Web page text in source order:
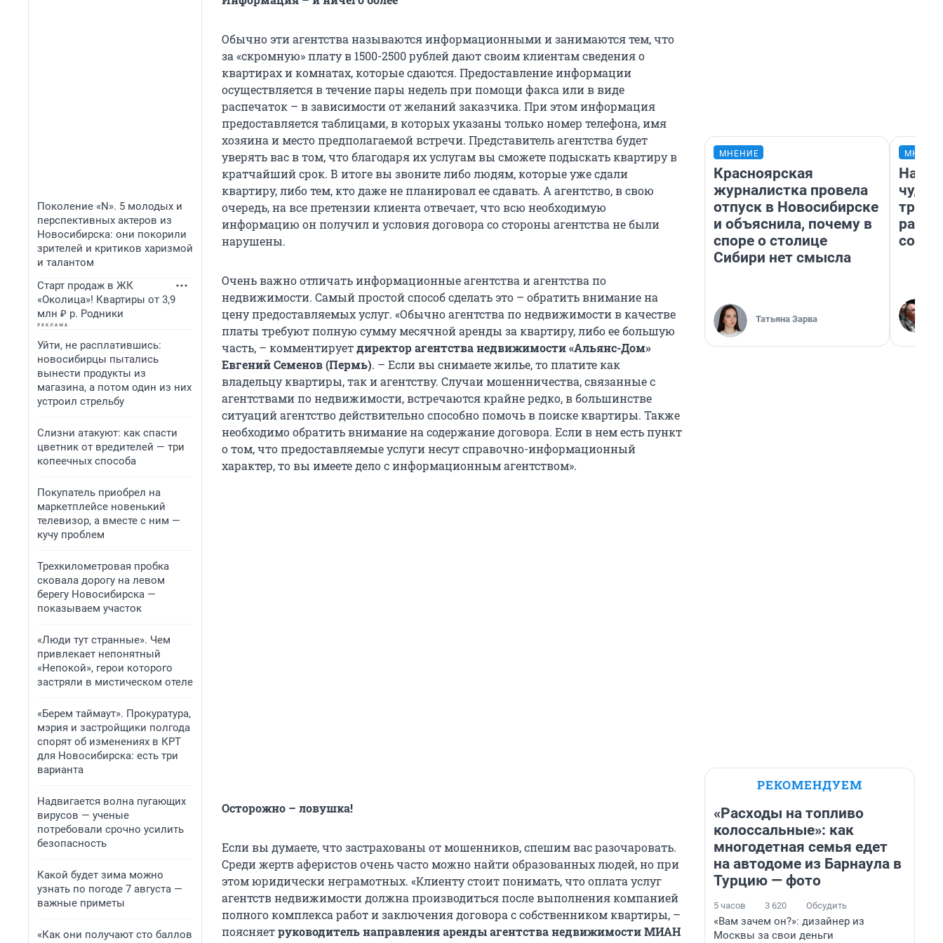
Поколение «N». 5 молодых и
перспективных актеров из
Новосибирска: они покорили
зрителей и критиков харизмой
и талантом
Старт продаж в ЖК
«Околица»! Квартиры от 3,9
млн ₽ р. Родники
Уйти, не расплатившись:
новосибирцы пытались
вынести продукты из
магазина, а потом один из них
устроил стрельбу
Слизни атакуют: как спасти
цветник от вредителей — три
копеечных способа
Покупатель приобрел на
маркетплейсе новенький
телевизор, а вместе с ним —
кучу проблем
Трехкилометровая пробка
сковала дорогу на левом
берегу Новосибирска —
показываем участок
«Люди тут странные». Чем
привлекает непонятный
«Непокой», герои которого
застряли в мистическом отеле
«Берем таймаут». Прокуратура,
мэрия и застройщики полгода
спорят об изменениях в КРТ
для Новосибирска: есть три
варианта
Надвигается волна пугающих
вирусов — ученые
потребовали срочно усилить
безопасность
Какой будет зима можно
узнать по погоде 7 августа —
важные приметы
«Как они получают сто баллов
Обычно эти агентства называются информационными и занимаются тем, что
за «скромную» плату в 1500-2500 рублей дают своим клиентам сведения о
квартирах и комнатах, которые сдаются. Предоставление информации
осуществляется в течение пары недель при помощи факса или в виде
распечаток – в зависимости от желаний заказчика. При этом информация
предоставляется таблицами, в которых указаны только номер телефона, имя
хозяина и место предполагаемой встречи. Представитель агентства будет
уверять вас в том, что благодаря их услугам вы сможете подыскать квартиру в
кратчайший срок. В итоге вы звоните либо людям, которые уже сдали
квартиру, либо тем, кто даже не планировал ее сдавать. А агентство, в свою
очередь, на все претензии клиента отвечает, что всю необходимую
информацию он получил и условия договора со стороны агентства не были
нарушены.
Очень важно отличать информационные агентства и агентства по
недвижимости. Самый простой способ сделать это – обратить внимание на
цену предоставляемых услуг. «Обычно агентства по недвижимости в качестве
платы требуют полную сумму месячной аренды за квартиру, либо ее большую
часть, – комментируетдиректор агентства недвижимости «Альянс-Дом»
Евгений Семенов (Пермь). – Если вы снимаете жилье, то платите как
владельцу квартиры, так и агентству. Случаи мошенничества, связанные с
агентствами по недвижимости, встречаются крайне редко, в большинстве
ситуаций агентство действительно способно помочь в поиске квартиры. Также
необходимо обратить внимание на содержание договора. Если в нем есть пункт
о том, что предоставляемые услуги несут справочно-информационный
характер, то вы имеете дело с информационным агентством».
Осторожно – ловушка!
Если вы думаете, что застрахованы от мошенников, спешим вас разочаровать.
Среди жертв аферистов очень часто можно найти образованных людей, но при
этом юридически неграмотных. «Клиенту стоит понимать, что оплата услуг
агентств недвижимости должна производиться после выполнения компанией
полного комплекса работ и заключения договора с собственником квартиры, –
поясняетруководитель направления аренды агентства недвижимости МИАН
МНЕНИЕ
Красноярская
журналистка провела
отпуск в Новосибирске
и объяснила, почему в
споре о столице
Сибири нет смысла
Татьяна Зарва
РЕКОМЕНДУЕМ
«Расходы на топливо
колоссальные»: как
многодетная семья едет
на автодоме из Барнаула в
Турцию — фото
5 часов 3 620 Обсудить
«Вам зачем он?»: дизайнер из
Москвы за свои деньги